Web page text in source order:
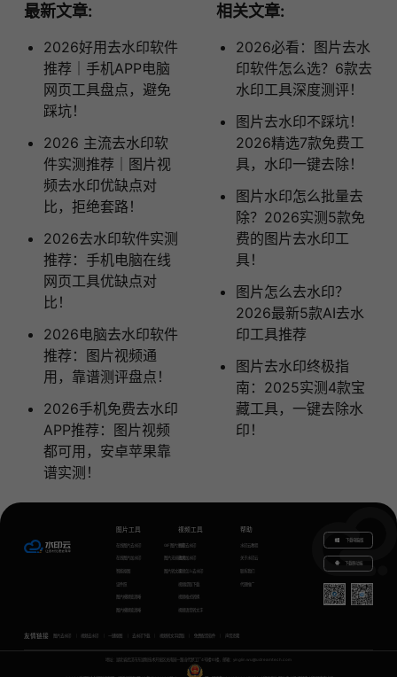
最新文章:
2026好用去水印软件
推荐｜手机APP电脑
网页工具盘点，避免
踩坑！
2026 主流去水印软
件实测推荐｜图片视
频去水印优缺点对
比，拒绝套路！
2026去水印软件实测
推荐：手机电脑在线
网页工具优缺点对
比！
2026电脑去水印软件
推荐：图片视频通
用，靠谱测评盘点！
2026手机免费去水印
APP推荐：图片视频
都可用，安卓苹果靠
谱实测！
相关文章:
2026必看：图片去水
印软件怎么选？6款去
水印工具深度测评！
图片去水印不踩坑！
2026精选7款免费工
具，水印一键去除！
图片水印怎么批量去
除？2026实测5款免
费的图片去水印工
具！
图片怎么去水印？
2026最新5款AI去水
印工具推荐
图片去水印终极指
南：2025实测4款宝
藏工具，一键去除水
印！
图片工具
在线图片去水印
在线图片加水印
智能抠图
证件照
图片模糊变清晰
图片模糊变清晰
GIF图片生成
图片无损放大
图片转文字
视频工具
视频去水印
视频加水印
视频怎么去水印
视频提取下载
视频格式转换
视频语音转文字
帮助
水印云教程
关于水印云
联系我们
代理推广
下载电脑版
下载移动端
友情链接 图片去水印 视频去水印 一键抠图 去水印下载 视频转文字提取 免费配音软件
地址：湖北省武汉市东湖新技术开发区关南园一路当代梦工厂4号楼10楼，邮箱：yinglin.wu@udreamtech.com